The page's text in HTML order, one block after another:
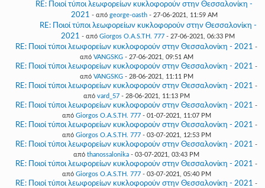
RE: Ποιοί τύποι λεωφορείων κυκλοφορούν στην Θεσσαλονίκη -
2021 - από george-oasth- 27-06-2021, 11:59 AM
RE: Ποιοί τύποι λεωφορείων κυκλοφορούν στην Θεσσαλονίκη -
2021 - από Giorgos O.A.S.TH. 777 - 27-06-2021, 06:33 PM
RE: Ποιοί τύποι λεωφορείων κυκλοφορούν στην Θεσσαλονίκη - 2021 -
από VANGSKG- 27-06-2021, 09:51 AM
RE: Ποιοί τύποι λεωφορείων κυκλοφορούν στην Θεσσαλονίκη - 2021 -
από VANGSKG- 28-06-2021, 11:11 PM
RE: Ποιοί τύποι λεωφορείων κυκλοφορούν στην Θεσσαλονίκη - 2021 -
από vard_57- 28-06-2021, 11:13 PM
RE: Ποιοί τύποι λεωφορείων κυκλοφορούν στην Θεσσαλονίκη - 2021 -
από Giorgos O.A.S.TH. 777- 01-07-2021, 11:07 PM
RE: Ποιοί τύποι λεωφορείων κυκλοφορούν στην Θεσσαλονίκη - 2021 -
από Giorgos O.A.S.TH. 777- 03-07-2021, 12:53 PM
RE: Ποιοί τύποι λεωφορείων κυκλοφορούν στην Θεσσαλονίκη - 2021 -
από thanossalonika - 03-07-2021, 03:43 PM
RE: Ποιοί τύποι λεωφορείων κυκλοφορούν στην Θεσσαλονίκη - 2021 -
από Giorgos O.A.S.TH. 777- 03-07-2021, 05:40 PM
RE: Ποιοί τύποι λεωφορείων κυκλοφορούν στην Θεσσαλονίκη - 2021 -